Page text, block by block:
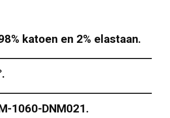
katoen en 2% elastaan.
1060-DNM021.